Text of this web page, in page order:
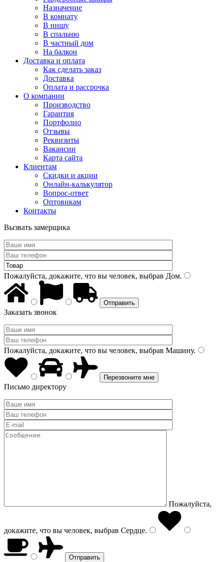
Назначение
В комнату
В нишу
В спальню
В частный дом
На балкон
Доставка и оплата
Как сделать заказ
Доставка
Оплата и рассрочка
О компании
Производство
Гарантия
Портфолио
Отзывы
Реквизиты
Вакансии
Карта сайта
Клиентам
Скидки и акции
Онлайн-калькулятор
Вопрос-ответ
Оптовикам
Контакты
Вызвать замерщика
Пожалуйста, докажите, что вы человек, выбрав Дом.
Заказать звонок
Пожалуйста, докажите, что вы человек, выбрав Машину.
Письмо директору
Пожалуйста,
докажите, что вы человек, выбрав Сердце.